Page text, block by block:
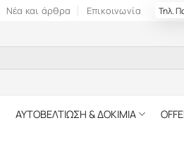
Νέα και άρθρα Επικοινωνία Τηλ.
ΑΥΤΟΒΕΛΤΙΩΣΗ & ΔΟΚΙΜΙΑ